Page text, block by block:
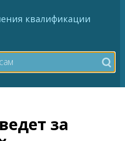
квалификации
за